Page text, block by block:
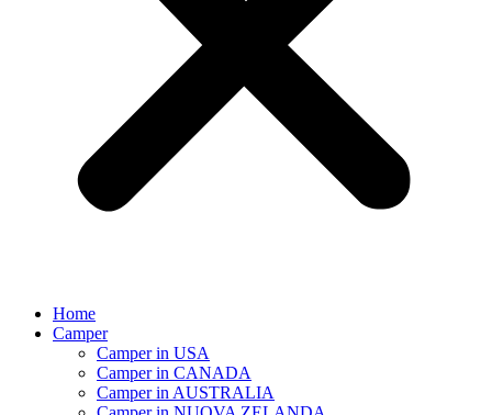
Home
Camper
Camper in USA
Camper in CANADA
Camper in AUSTRALIA